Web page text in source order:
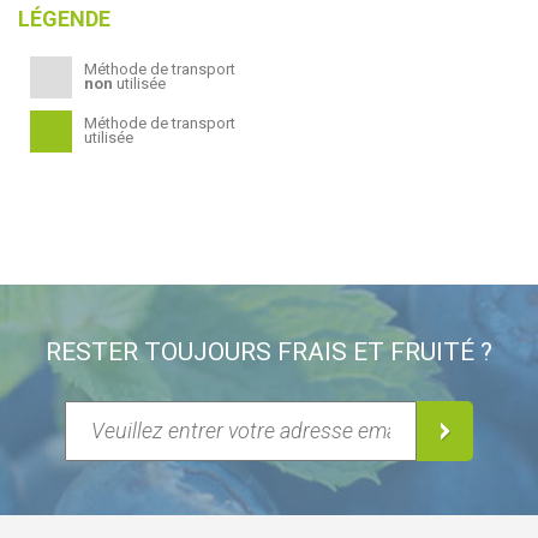
LÉGENDE
Méthode de transport
non utilisée
Méthode de transport
utilisée
RESTER TOUJOURS FRAIS ET FRUITÉ ?